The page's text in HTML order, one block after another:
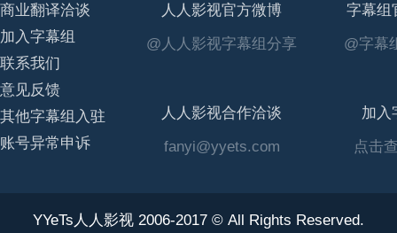
商业翻译洽谈
加入字幕组
联系我们
意见反馈
其他字幕组入驻
账号异常申诉
人人影视官方微博
@人人影视字幕组分享
字幕组
@字幕
人人影视合作洽谈
fanyi@yyets.com
加入
点击
YYeTs人人影视 2006-2017 © All Rights Reserved.